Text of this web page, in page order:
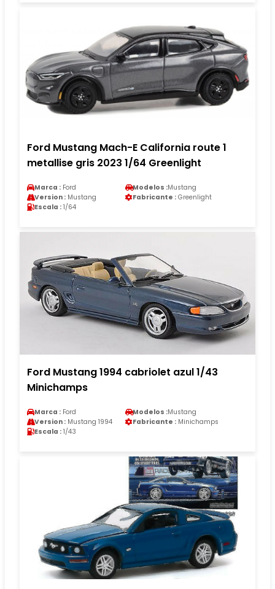
Ford Mustang Mach-E California route 1
metallise gris 2023 1/64 Greenlight
Marca : Ford Modelos :Mustang
Version : Mustang Fabricante : Greenlight
Escala : 1/64
Ford Mustang 1994 cabriolet azul 1/43
Minichamps
Marca : Ford Modelos :Mustang
Version : Mustang 1994 Fabricante : Minichamps
Escala : 1/43